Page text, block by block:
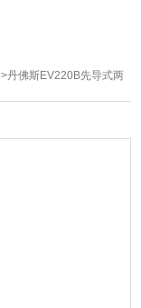
>丹佛斯EV220B先导式两